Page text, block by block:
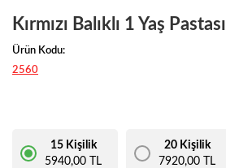
Kırmızı Balıklı 1 Yaş Pastası
Ürün Kodu:
2560
15 Kişilik
5940,00 TL
20 Kişilik
7920,00 TL